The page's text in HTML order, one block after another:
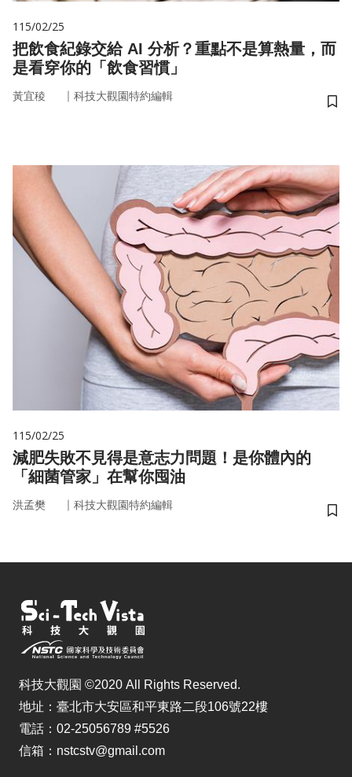
115/02/25
把飲食紀錄交給 AI 分析？重點不是算熱量，而
是看穿你的「飲食習慣」
黃宜稜 ｜ 科技大觀園特約編輯
儲
115/02/25
減肥失敗不見得是意志力問題！是你體內的
「細菌管家」在幫你囤油
洪孟樊 ｜ 科技大觀園特約編輯
儲
科技大觀園 ©2020 All Rights Reserved.
地址：臺北市大安區和平東路二段106號22樓
電話：02-25056789 #5526
信箱：nstcstv@gmail.com